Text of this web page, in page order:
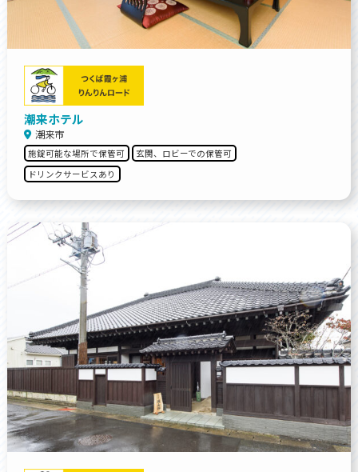
潮来ホテル
潮来市
施錠可能な場所で保管可
玄関、ロビーでの保管可
ドリンクサービスあり